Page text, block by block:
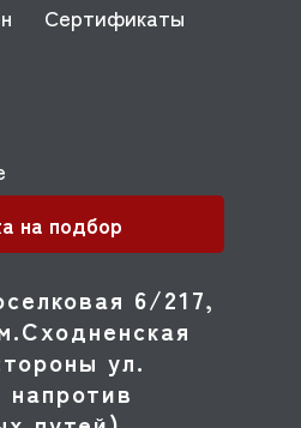
6/217,
ул.
Сертификаты
на подбор